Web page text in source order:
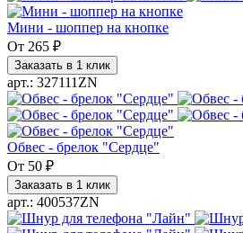
Мини - шоппер на кнопке
От 265 ₽
Заказать в 1 клик
арт.: 327111ZN
Обвес - брелок "Сердце"
От 50 ₽
Заказать в 1 клик
арт.: 400537ZN